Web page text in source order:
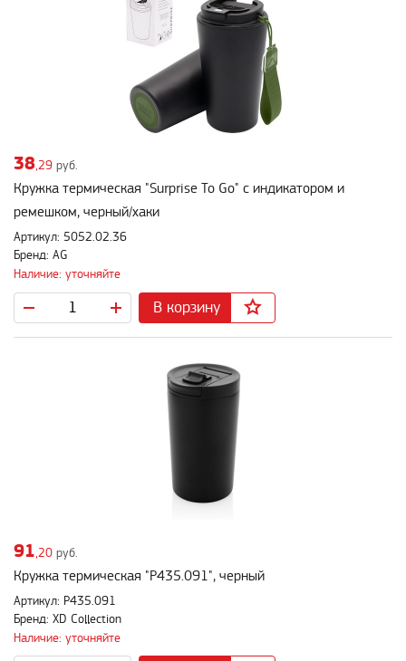
38,29 руб.
Кружка термическая "Surprise To Go" с индикатором и
ремешком, черный/хаки
Артикул: 5052.02.36
Бренд: AG
Наличие: уточняйте
В корзину
91 ,20 руб.
Кружка термическая "P435.091", черный
Артикул: P435.091
Бренд: XD Collection
Наличие: уточняйте